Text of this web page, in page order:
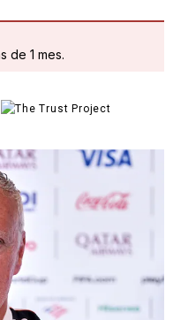
de 1 mes.